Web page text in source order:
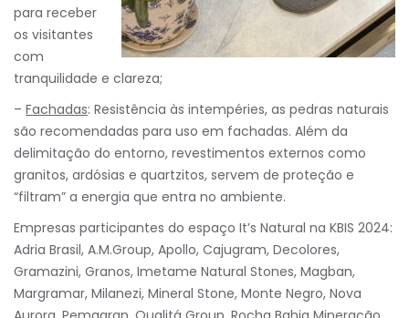
para receber
os visitantes
com
tranquilidade e clareza;
– Fachadas: Resistência às intempéries, as pedras naturais
são recomendadas para uso em fachadas. Além da
delimitação do entorno, revestimentos externos como
granitos, ardósias e quartzitos, servem de proteção e
“filtram” a energia que entra no ambiente.
Empresas participantes do espaço It’s Natural na KBIS 2024:
Adria Brasil, A.M.Group, Apollo, Cajugram, Decolores,
Gramazini, Granos, Imetame Natural Stones, Magban,
Margramar, Milanezi, Mineral Stone, Monte Negro, Nova